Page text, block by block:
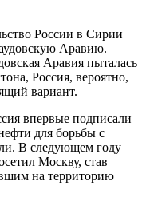
России в Сирии
Аравию.
Аравия пыталась
Россия, вероятно,
вариант.
впервые подписали
для борьбы с
В следующем году
Москву, став
на территорию